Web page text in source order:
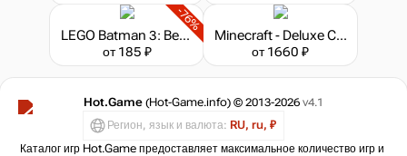
-76%
LEGO Batman 3: Beyond Gotham - Season Pass
от 185 ₽
Minecraft - Deluxe Collection
от 1660 ₽
Hot.Game (Hot-Game.info) © 2013-2026 v4.1
Регион, язык и валюта: RU, ru, ₽
Каталог игр Hot.Game предоставляет максимальное количество игр и